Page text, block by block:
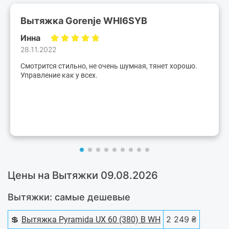
Вытяжка Gorenje WHI6SYB
Инна
28.11.2022
Смотрится стильно, не очень шумная, тянет хорошо.
Управление как у всех.
Цены на Вытяжки 09.08.2026
Вытяжки: самые дешевые
💲 Вытяжка Pyramida UX 60 (380) B WH
2 249 ₴